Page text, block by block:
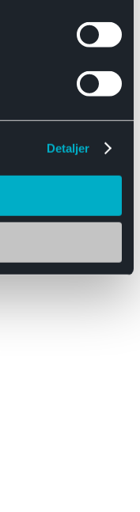
Detaljer